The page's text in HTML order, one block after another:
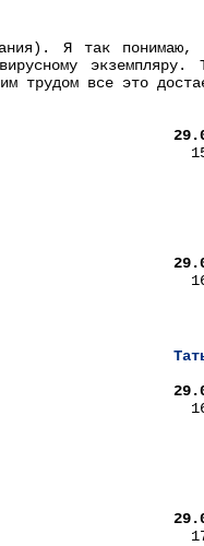
Я так понимаю,
экземпляру.
трудом все это